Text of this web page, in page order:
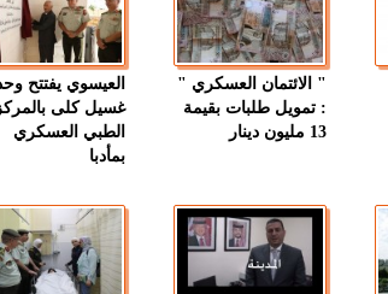
" الائتمان العسكري "
: تمويل طلبات بقيمة
13 مليون دينار
العيسوي يفتتح
غسيل كلى بالمركز
الطبي العسكري
بمأدبا